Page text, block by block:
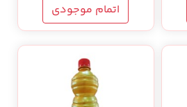
اتمام موجودی